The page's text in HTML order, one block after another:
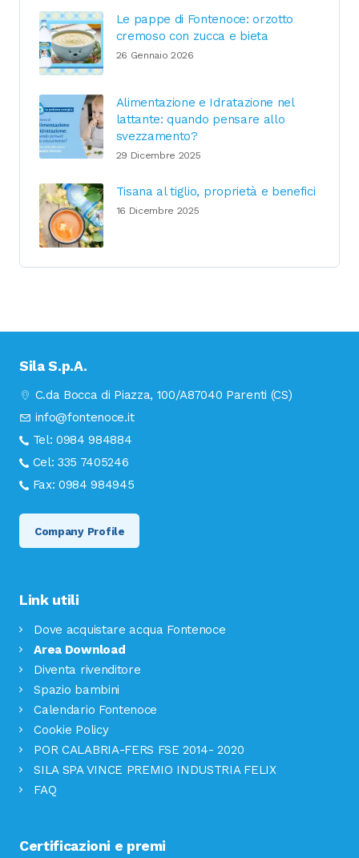
Le pappe di Fontenoce: orzotto
cremoso con zucca e bieta
26 Gennaio 2026
Alimentazione e Idratazione nel
lattante: quando pensare allo
svezzamento?
29 Dicembre 2025
Tisana al tiglio, proprietà e benefici
16 Dicembre 2025
Sila S.p.A.
C.da Bocca di Piazza, 100/A87040 Parenti (CS)
info@fontenoce.it
Tel:0984 984884
Cel:335 7405246
Fax:0984 984945
Company Profile
Link utili
Dove acquistare acqua Fontenoce
Area Download
Diventa rivenditore
Spazio bambini
Calendario Fontenoce
Cookie Policy
POR CALABRIA-FERS FSE 2014- 2020
SILA SPA VINCE PREMIO INDUSTRIA FELIX
FAQ
Certificazioni e premi